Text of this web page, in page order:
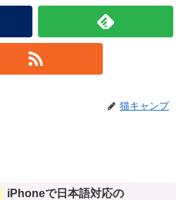
猫キャンプ
iPhoneで日本語対応の